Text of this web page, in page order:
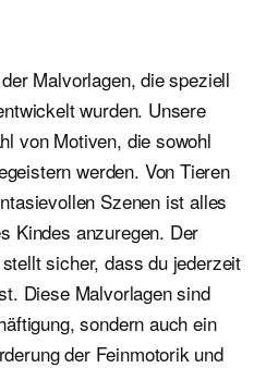
Malvorlagen, die speziell
wurden. Unsere
von Motiven, die sowohl
werden. Von Tieren
Szenen ist alles
Kindes anzuregen. Der
sicher, dass du jederzeit
Diese Malvorlagen sind
sondern auch ein
der Feinmotorik und